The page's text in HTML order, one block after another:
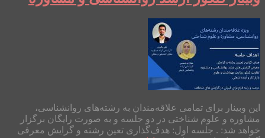
این وبینار برای تمامی علاقه‌مندان به رشته‌های روانشناسی،
مشاوره و علوم شناختی در دو جلسه و به صورت رایگان برگزار
خواهد شد: . جلسه اول: هدف‌گذاری تعین رشته و گرایش معرفی